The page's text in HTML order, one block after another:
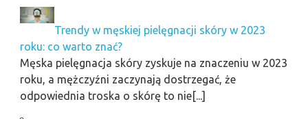
Trendy w męskiej pielęgnacji skóry w 2023
roku: co warto znać?
Męska pielęgnacja skóry zyskuje na znaczeniu w 2023
roku, a mężczyźni zaczynają dostrzegać, że
odpowiednia troska o skórę to nie[...]